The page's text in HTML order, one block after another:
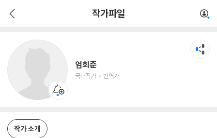
작가파일
엄희준
국내작가 번역가
작가 소개